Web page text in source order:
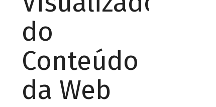
do
Conteúdo
da Web